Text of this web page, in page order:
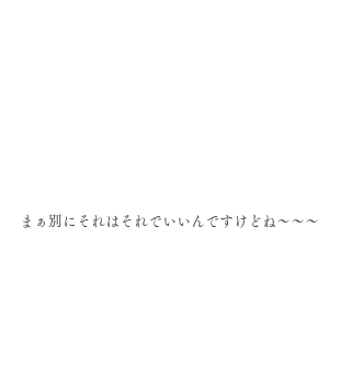
まぁ別にそれはそれでいいんですけどね〜〜〜